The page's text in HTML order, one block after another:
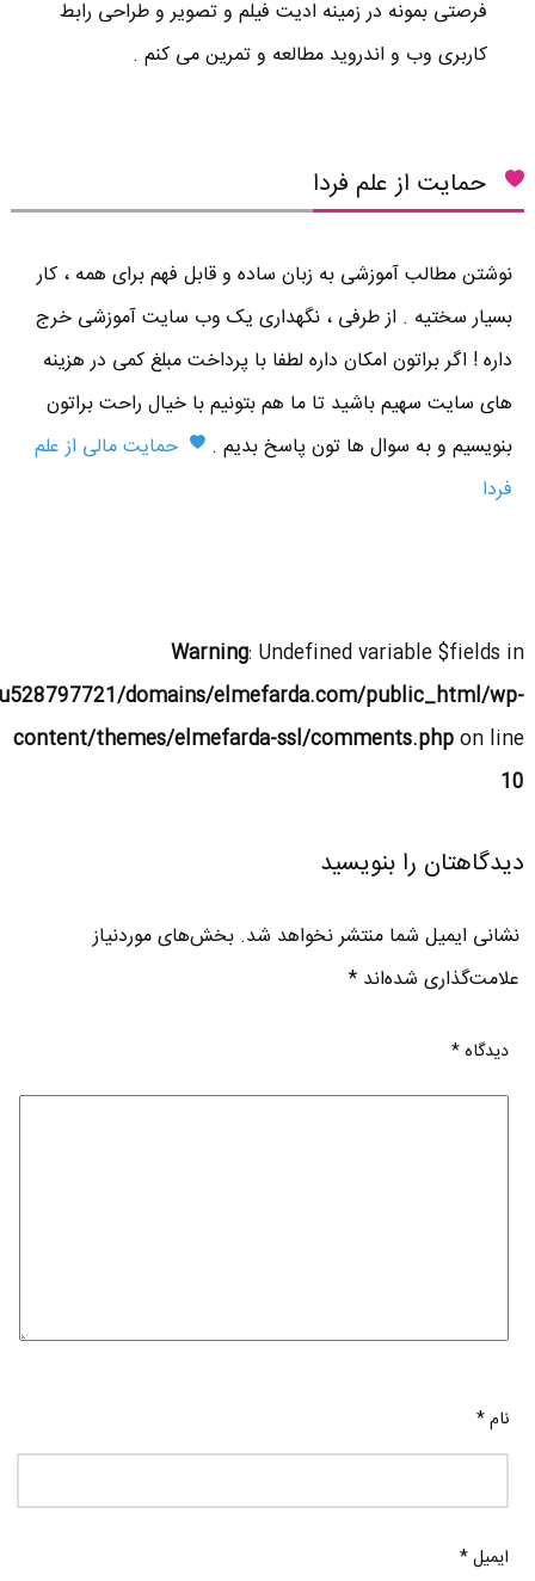
فرصتی بمونه در زمینه ادیت فیلم و تصویر و طراحی رابط
کاربری وب و اندروید مطالعه و تمرین می کنم .
حمایت از علم فردا
نوشتن مطالب آموزشی به زبان ساده و قابل فهم برای همه ، کار
بسیار سختیه . از طرفی ، نگهداری یک وب سایت آموزشی خرج
داره ! اگر براتون امکان داره لطفا با پرداخت مبلغ کمی در هزینه
های سایت سهیم باشید تا ما هم بتونیم با خیال راحت براتون
بنویسیم و به سوال ها تون پاسخ بدیم .
حمایت مالی از علم
فردا
Warning: Undefined variable $fields in
domains/elmefarda.com/public_html/wp-
content/themes/elmefarda-ssl/comments.phpon line
10
دیدگاهتان را بنویسید
نشانی ایمیل شما منتشر نخواهد شد. بخش‌های موردنیاز
علامت‌گذاری شده‌اند*
دیدگاه*
نام*
ایمیل*